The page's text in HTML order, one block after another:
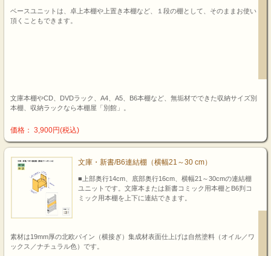
ベースユニットは、卓上本棚や上置き本棚など、１段の棚として、そのままお使い
頂くこともできます。
文庫本棚やCD、DVDラック、A4、A5、B6本棚など、無垢材でできた収納サイズ別
本棚、収納ラックなら本棚屋「別館」。
価格： 3,900円(税込)
文庫・新書/B6連結棚（横幅21～30 cm）
■上部奥行14cm、底部奥行16cm、横幅21～30cmの連結棚
ユニットです。文庫本または新書コミック用本棚とB6判コ
ミック用本棚を上下に連結できます。
素材は19mm厚の北欧パイン（横接ぎ）集成材表面仕上げは自然塗料（オイル／ワ
ックス／ナチュラル色）です。